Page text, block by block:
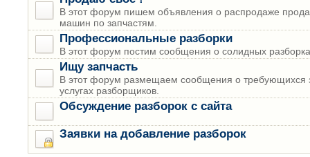
В этот форум пишем объявления о распродаже
машин по запчастям.
Профессиональные разборки
В этот форум постим сообщения о солидных
Ищу запчасть
В этот форум размещаем сообщения о требующихся
услугах разборщиков.
Обсуждение разборок с сайта
Заявки на добавление разборок